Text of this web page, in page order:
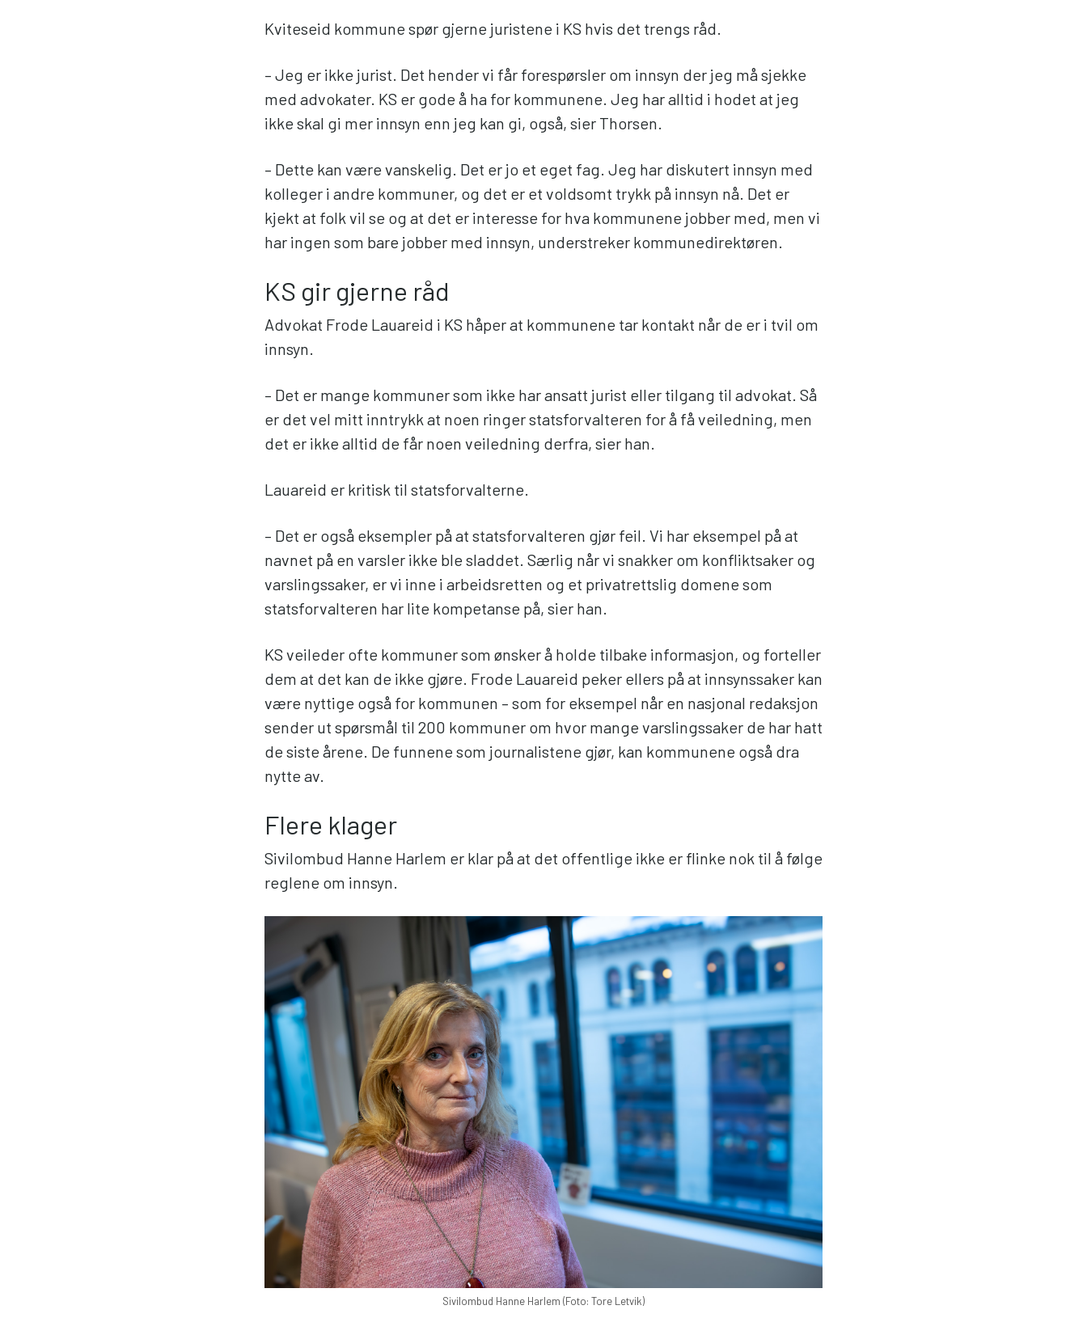
Kviteseid kommune spør gjerne juristene i KS hvis det trengs råd.
– Jeg er ikke jurist. Det hender vi får forespørsler om innsyn der jeg må sjekke
med advokater. KS er gode å ha for kommunene. Jeg har alltid i hodet at jeg
ikke skal gi mer innsyn enn jeg kan gi, også, sier Thorsen.
– Dette kan være vanskelig. Det er jo et eget fag. Jeg har diskutert innsyn med
kolleger i andre kommuner, og det er et voldsomt trykk på innsyn nå. Det er
kjekt at folk vil se og at det er interesse for hva kommunene jobber med, men vi
har ingen som bare jobber med innsyn, understreker kommunedirektøren.
KS gir gjerne råd
Advokat Frode Lauareid i KS håper at kommunene tar kontakt når de er i tvil om
innsyn.
– Det er mange kommuner som ikke har ansatt jurist eller tilgang til advokat. Så
er det vel mitt inntrykk at noen ringer statsforvalteren for å få veiledning, men
det er ikke alltid de får noen veiledning derfra, sier han.
Lauareid er kritisk til statsforvalterne.
– Det er også eksempler på at statsforvalteren gjør feil. Vi har eksempel på at
navnet på en varsler ikke ble sladdet. Særlig når vi snakker om konfliktsaker og
varslingssaker, er vi inne i arbeidsretten og et privatrettslig domene som
statsforvalteren har lite kompetanse på, sier han.
KS veileder ofte kommuner som ønsker å holde tilbake informasjon, og forteller
dem at det kan de ikke gjøre. Frode Lauareid peker ellers på at innsynssaker kan
være nyttige også for kommunen – som for eksempel når en nasjonal redaksjon
sender ut spørsmål til 200 kommuner om hvor mange varslingssaker de har hatt
de siste årene. De funnene som journalistene gjør, kan kommunene også dra
nytte av.
Flere klager
Sivilombud Hanne Harlem er klar på at det offentlige ikke er flinke nok til å følge
reglene om innsyn.
Sivilombud Hanne Harlem (Foto: Tore Letvik)